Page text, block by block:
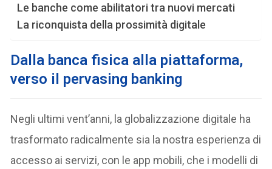
Le banche come abilitatori tra nuovi mercati
La riconquista della prossimità digitale
Dalla banca fisica alla piattaforma,
verso il pervasing banking
Negli ultimi vent’anni, la globalizzazione digitale ha
trasformato radicalmente sia la nostra esperienza di
accesso ai servizi, con le app mobili, che i modelli di